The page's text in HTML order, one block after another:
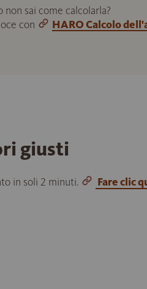
sai come calcolarla?
con
HARO Calcolo
giusti
in soli 2 minuti. Fare clic